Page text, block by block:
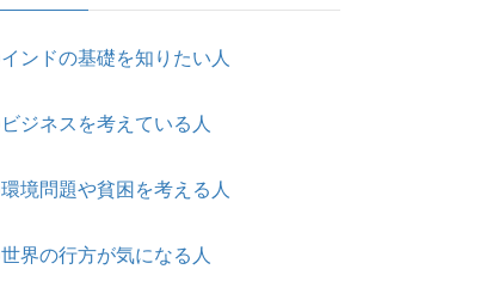
インドの基礎を知りたい人
ビジネスを考えている人
環境問題や貧困を考える人
世界の行方が気になる人